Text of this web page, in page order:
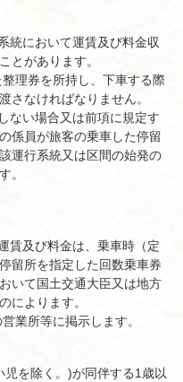
統において運賃及び料金収
とがあります。
理券を所持し、下車する際
さなければなりません。
ない場合又は前項に規定す
係員が旅客の乗車した停留
運行系統又は区間の始発の
。
賃及び料金は、乗車時（定
留所を指定した回数乗車券
いて国土交通大臣又は地方
によります。
業所等に掲示します。
を除く。)が同伴する1歳以